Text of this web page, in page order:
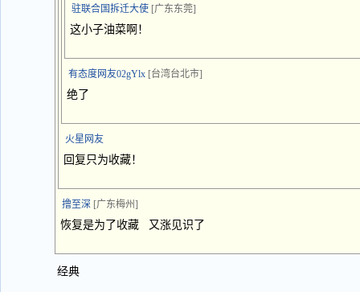
驻联合国拆迁大使 [广东东莞]
这小子油菜啊！
有态度网友02gYlx [台湾台北市]
绝了
火星网友
回复只为收藏！
撸至深 [广东梅州]
恢复是为了收藏 又涨见识了
经典